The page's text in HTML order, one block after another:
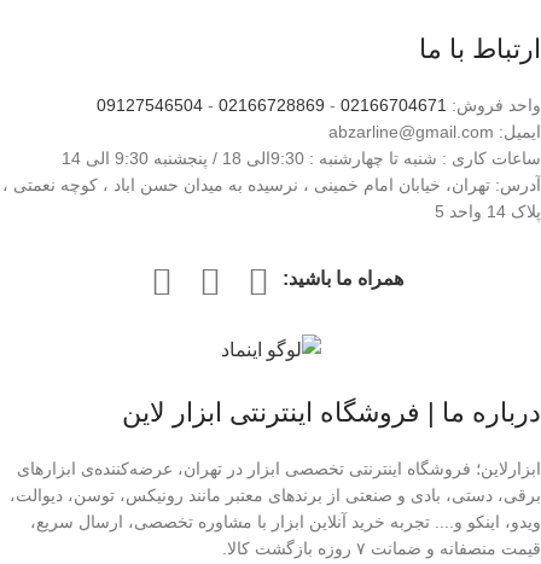
ارتباط با ما
واحد فروش: 02166704671
-
02166728869
-
09127546504
ایمیل: abzarline@gmail.com
ساعات کاری : شنبه تا چهارشنبه : 9:30الی 18 / پنجشنبه 9:30 الی 14
آدرس: تهران، خیابان امام خمینی ، نرسیده به میدان حسن اباد ، کوچه نعمتی ،
پلاک 14 واحد 5
همراه ما باشید:
درباره ما | فروشگاه اینترنتی ابزار لاین
ابزارلاین؛ فروشگاه اینترنتی تخصصی ابزار در تهران، عرضه‌کننده‌ی ابزارهای
برقی، دستی، بادی و صنعتی از برندهای معتبر مانند رونیکس، توسن، دیوالت،
ویدو، اینکو و.... تجربه خرید آنلاین ابزار با مشاوره تخصصی، ارسال سریع،
قیمت منصفانه و ضمانت ۷ روزه بازگشت کالا.